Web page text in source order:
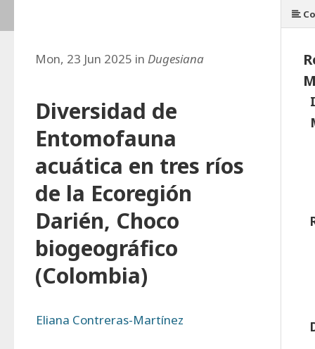
Mon, 23 Jun 2025 in Dugesiana
Diversidad de
Entomofauna
acuática en tres ríos
de la Ecoregión
Darién, Choco
biogeográfico
(Colombia)
Eliana Contreras-Martínez